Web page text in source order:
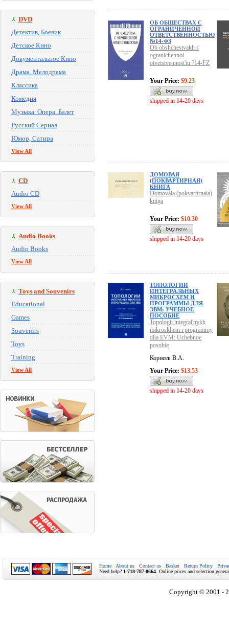
DVD
Детектив, Боевик
Детское Кино
Документальное Кино
Драма. Мелодрама
Классика
Комедия
Музыка. Опера. Балет
Русский Сериал
Юмор, Сатира
View All
CD
Audio CD
View All
Audio Books
Audio Books
View All
Toys and Souvenirs
Educational
Games
Souvenirs
Toys
Training
View All
ОБ ОБЩЕСТВАХ С
ОГРАНИЧЕННОЙ
ОТВЕТСТВЕННОСТЬЮ
№14-ФЗ
Ob obshchestvakh s
ogranichennoi
otvetstvennost'iu ?14-FZ
Your Price: $9.23
shipped in 14-20 days
ДОМОВАЯ
(ПОКВАРТИРНАЯ)
КНИГА
Domovaia (pokvartirnaia)
kniga
Your Price: $10.30
shipped in 14-20 days
ТОПОЛОГИИ
ИНТЕГРАЛЬНЫХ
МИКРОСХЕМ И
ПРОГРАММЫ ДЛЯ
ЭВМ: УЧЕБНОЕ
ПОСОБИЕ
Topologii integral'nykh
mikroskhem i programmy
dlia EVM: Uchebnoe
posobie
Корнеев В.А.
Your Price: $13.53
shipped in 14-20 days
Home About us Contact us Basket Return Policy
Need help? 1-718-787-0664 . Online prices and selection
Copyright © 2001 -